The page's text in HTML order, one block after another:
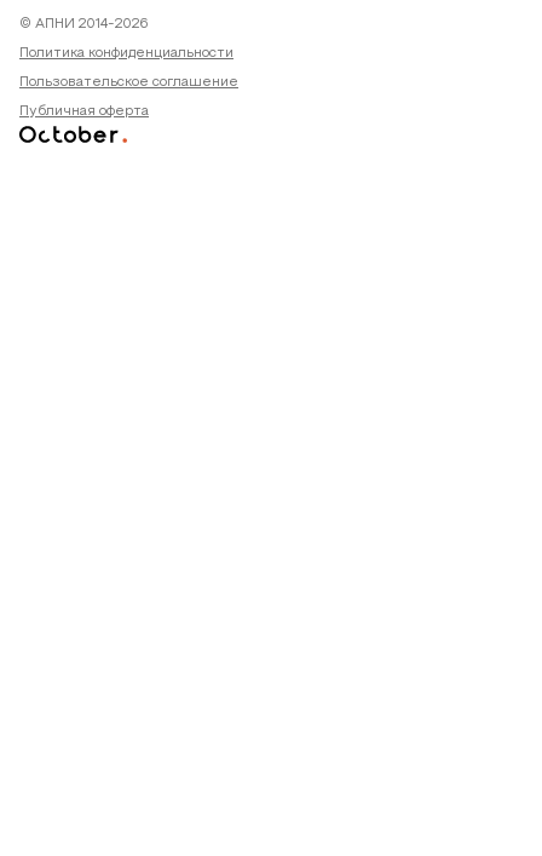
© АПНИ 2014-2026
Политика конфиденциальности
Пользовательское соглашение
Публичная оферта